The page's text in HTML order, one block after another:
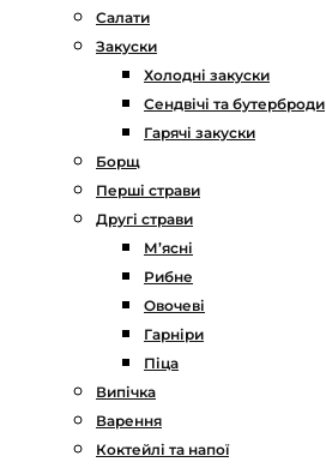
Салати
Закуски
Холодні закуски
Сендвічі та бутерброди
Гарячі закуски
Борщ
Перші страви
Другі страви
М’ясні
Рибне
Овочеві
Гарніри
Піца
Випічка
Варення
Коктейлі та напої